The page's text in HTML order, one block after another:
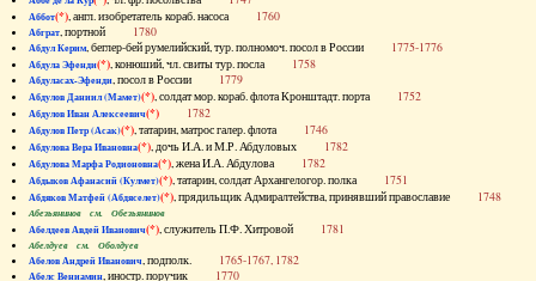
Аббот(*), англ. изобретатель кораб. насоса 1760
Абграт, портной 1780
Абдул Керим, беглер-бей румелийский, тур. полномоч. посол в России 1775-1776
Абдула Эфенди(*), конюший, чл. свиты тур. посла 1758
Абдуласах-Эфенди, посол в России 1779
Абдулов Даниил (Мамет)(*), солдат мор. кораб. флота Кронштадт. порта 1752
Абдулов Иван Алексеевич(*) 1782
Абдулов Петр (Асак)(*), татарин, матрос галер. флота 1746
Абдулова Вера Ивановна(*), дочь И.А. и М.Р. Абдуловых 1782
Абдулова Марфа Родионовна(*), жена И.А. Абдулова 1782
Абдыков Афанасий (Кулмет)(*), татарин, солдат Архангелогор. полка 1751
Абдяков Матфей (Абдяселет)(*), прядильщик Адмиралтейства, принявший православие 1748
Абезьянинов см. Обезьянинов
Абелдеев Авдей Иванович(*), служитель П.Ф. Хитровой 1781
Абелдуев см. Оболдуев
Абелов Андрей Иванович, подполк. 1765-1767, 1782
Абелс Вениамин, иностр. поручик 1770